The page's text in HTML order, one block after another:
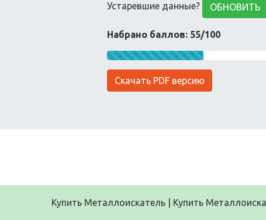
Устаревшие данные? ОБНОВИТЬ
Набрано баллов: 55/100
Скачать PDF версию
Купить Металлоискатель | Купить